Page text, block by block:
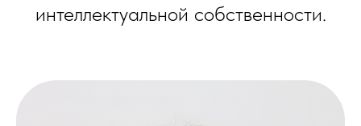
интеллектуальной собственности.